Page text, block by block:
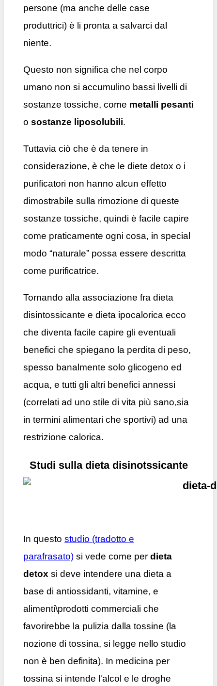
persone (ma anche delle case
produttrici) è li pronta a salvarci dal
niente.
Questo non significa che nel corpo
umano non si accumulino bassi livelli di
sostanze tossiche, come metalli pesanti
o sostanze liposolubili.
Tuttavia ciò che è da tenere in
considerazione, è che le diete detox o i
purificatori non hanno alcun effetto
dimostrabile sulla rimozione di queste
sostanze tossiche, quindi è facile capire
come praticamente ogni cosa, in special
modo “naturale” possa essere descritta
come purificatrice.
Tornando alla associazione fra dieta
disintossicante e dieta ipocalorica ecco
che diventa facile capire gli eventuali
benefici che spiegano la perdita di peso,
spesso banalmente solo glicogeno ed
acqua, e tutti gli altri benefici annessi
(correlati ad uno stile di vita più sano,sia
in termini alimentari che sportivi) ad una
restrizione calorica.
Studi sulla dieta disinotssicante
In questo studio (tradotto e
parafrasato) si vede come per dieta
detox si deve intendere una dieta a
base di antiossidanti, vitamine, e
alimenti\prodotti commerciali che
favorirebbe la pulizia dalla tossine (la
nozione di tossina, si legge nello studio
non è ben definita). In medicina per
tossina si intende l'alcol e le droghe